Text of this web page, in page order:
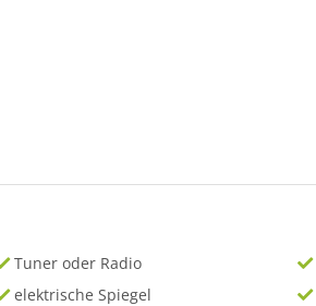
Tuner oder Radio
elektrische Spiegel